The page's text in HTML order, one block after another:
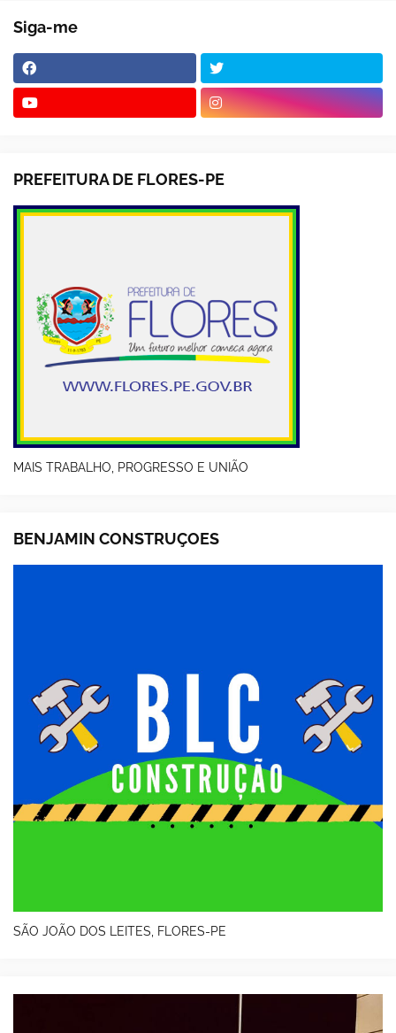
Siga-me
PREFEITURA DE FLORES-PE
MAIS TRABALHO, PROGRESSO E UNIÃO
BENJAMIN CONSTRUÇOES
SÃO JOÃO DOS LEITES, FLORES-PE